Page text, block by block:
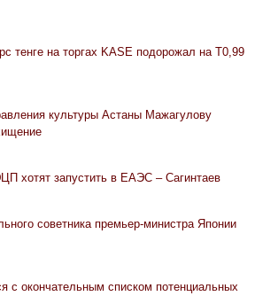
тенге на торгах KASE подорожал на Т0,99
культуры Астаны Мажагулову
хотят запустить в ЕАЭС – Сагинтаев
советника премьер-министра Японии
с окончательным списком потенциальных